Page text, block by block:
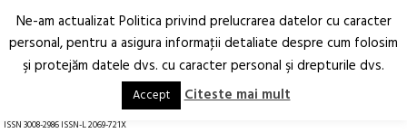
Arhitectură.
Oraș.
RO EN
ISSN 3008-2986 ISSN-L 2069-721X
Ne-am actualizat Politica privind prelucrarea datelor cu caracter
personal, pentru a asigura informaţii detaliate despre cum folosim
şi protejăm datele dvs. cu caracter personal şi drepturile dvs.
Accept Citeste mai mult